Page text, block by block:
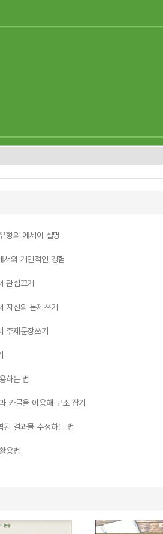
형의 에세이 설명
서의 개인적인 경험
관심끄기
자신의 논제쓰기
주제문장쓰기
하는 법
카글을 이용해 구조 잡기
된 결과물 수정하는 법
용법